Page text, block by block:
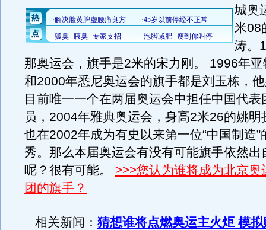
城奥
米08
涛。
那奥运会，旗手是2米的宋力刚。 1996年
和2000年悉尼奥运会的旗手都是刘玉栋，
目前唯一一个在两届奥运会中担任中国代表
员，2004年雅典奥运会，身高2米26的姚明
也在2002年成为有史以来第一位“中国制造”
秀。那么本届奥运会有没有可能旗手依然出
呢？很有可能。 >>>您认为谁将成为北京奥
团的旗手？
相关新闻： 猜想谁将点燃奥运主火炬 模